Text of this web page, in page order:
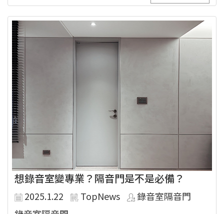
想錄音室變專業？隔音門是不是必備？
2025.1.22 TopNews
錄音室隔音門